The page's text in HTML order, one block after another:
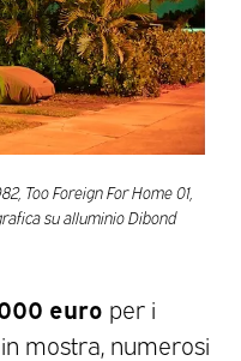
Too Foreign For Home 01,
su alluminio Dibond
euro per i
mostra, numerosi